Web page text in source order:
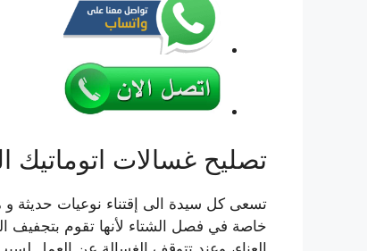
تصليح غسالات اتوماتيك
تسعى كل سيدة الى إقتناء نوعيات حديثة و
خاصة في فصل الشتاء لأنها تقوم بتجفيف